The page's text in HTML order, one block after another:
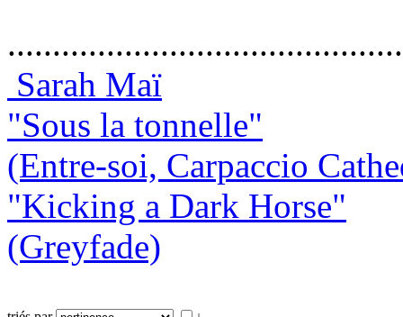
Sarah Maï
"Sous la tonnelle"
(Entre-soi, Carpaccio
"Kicking a Dark Horse"
(Greyfade)